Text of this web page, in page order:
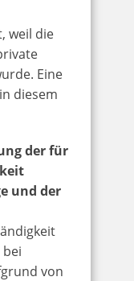
weil die
Eine
diesem
der für
und der
von